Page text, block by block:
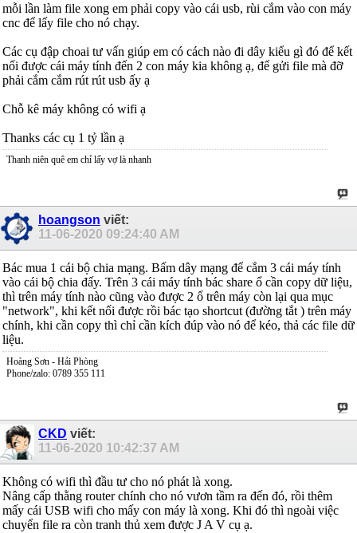
mỗi lần làm file xong em phải copy vào cái usb, rùi cắm vào con máy
cnc để lấy file cho nó chạy.
Các cụ đập choai tư vấn giúp em có cách nào đi dây kiểu gì đó để kết
nối được cái máy tính đến 2 con máy kia không ạ, để gửi file mà đỡ
phải cắm cắm rút rút usb ấy ạ
Chỗ kê máy không có wifi ạ
Thanks các cụ 1 tỷ lần ạ
Thanh niên quê em chỉ lấy vợ là nhanh
hoangson viết:
11-06-2020 09:24:40 AM
Bác mua 1 cái bộ chia mạng. Bấm dây mạng để cắm 3 cái máy tính
vào cái bộ chia đấy. Trên 3 cái máy tính bác share ổ cần copy dữ liệu,
thì trên máy tính nào cũng vào được 2 ổ trên máy còn lại qua mục
"network", khi kết nối được rồi bác tạo shortcut (đường tắt ) trên máy
chính, khi cần copy thì chỉ cần kích đúp vào nó để kéo, thả các file dữ
liệu.
Hoàng Sơn - Hải Phòng
Phone/zalo: 0789 355 111
CKD viết:
11-06-2020 10:42:37 AM
Không có wifi thì đầu tư cho nó phát là xong.
Nâng cấp thằng router chính cho nó vươn tầm ra đến đó, rồi thêm
mấy cái USB wifi cho mấy con máy là xong. Khi đó thì ngoài việc
chuyển file ra còn tranh thủ xem được J A V cụ ạ.